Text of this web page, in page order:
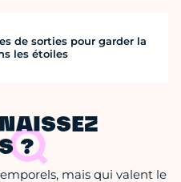
de sorties pour garder la
les étoiles
?
mais qui valent le